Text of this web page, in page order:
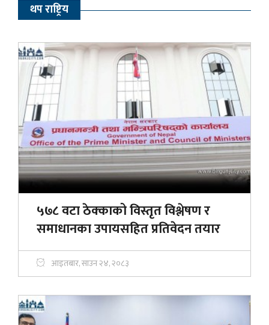
थप राष्ट्रिय
५७८ वटा ठेक्काको विस्तृत विश्लेषण र
समाधानका उपायसहित प्रतिवेदन तयार
आइतबार, साउन २४, २०८३